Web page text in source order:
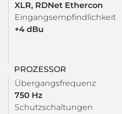
XLR, RDNet Ethercon
Eingangsempfindlichkeit
+4 dBu
PROZESSOR
Übergangsfrequenz
750 Hz
Schutzschaltungen